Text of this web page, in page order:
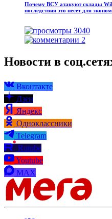
Почему ВСУ атакуют склады
последствия это несет для
3040
2
Новости в
Вконтакте
Дзен
Яндекс
Одноклассники
Telegram
Rutube
Youtube
MAX